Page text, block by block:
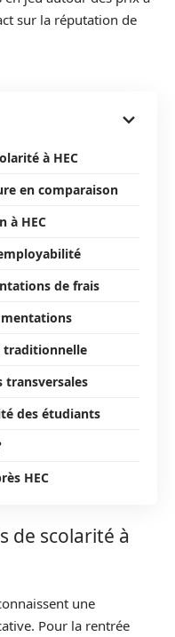
sur la réputation de
à HEC
en comparaison
à HEC
de frais
traditionnelle
transversales
des étudiants
HEC
de scolarité à
une
Pour la rentrée